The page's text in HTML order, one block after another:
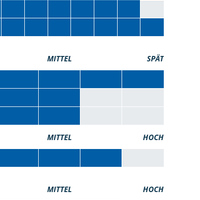
MITTEL SPÄT
MITTEL HOCH
MITTEL HOCH